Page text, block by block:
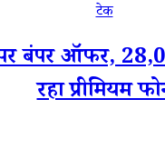
टेक
ऑफर,
रहा प्रीमियम